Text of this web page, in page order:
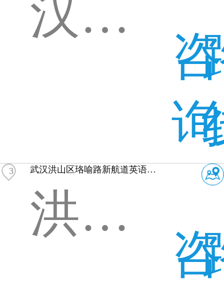
汉口二七路航天双城写字楼B座12层
咨
询
3 武汉洪山区珞喻路新航道英语培训
洪山区珞喻路609号联合国际大厦1401-1408
咨